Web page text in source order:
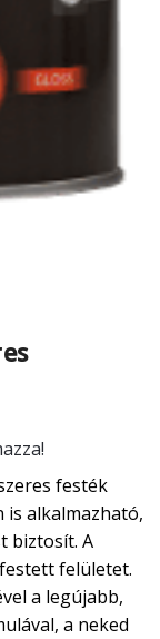
festék
is alkalmazható,
biztosít. A
felületet.
a legújabb,
a neked